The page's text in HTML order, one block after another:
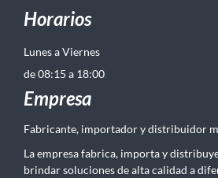
Horarios
Lunes a Viernes
de 08:15 a 18:00
Empresa
Fabricante, importador y distribuidor
La empresa fabrica, importa y
brindar soluciones de alta calidad a